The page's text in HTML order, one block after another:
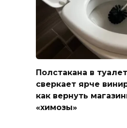
Полстакана в
сверкает ярче
как вернуть
«химозы»